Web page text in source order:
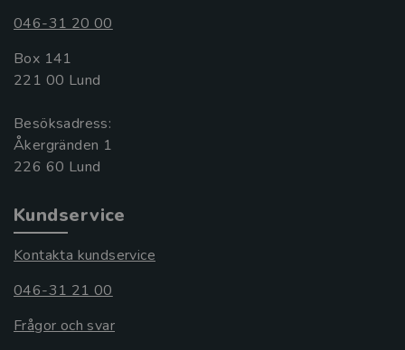
046-31 20 00
Box 141
221 00 Lund
Besöksadress:
Åkergränden 1
Kundservice
Kontakta kundservice
046-31 21 00
Frågor och svar